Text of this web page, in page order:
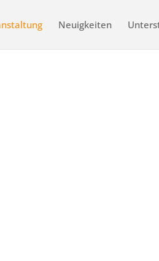
Neuigkeiten